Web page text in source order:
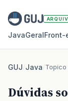
JavaGeral
GUJ/Java/Topico
Dúvidas